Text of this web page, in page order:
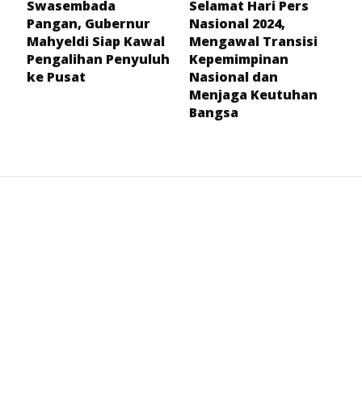
Swasembada
Pangan, Gubernur
Mahyeldi Siap Kawal
Pengalihan Penyuluh
ke Pusat
Selamat Hari Pers
Nasional 2024,
Mengawal Transisi
Kepemimpinan
Nasional dan
Menjaga Keutuhan
Bangsa